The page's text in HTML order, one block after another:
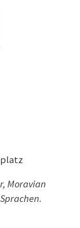
Moravian